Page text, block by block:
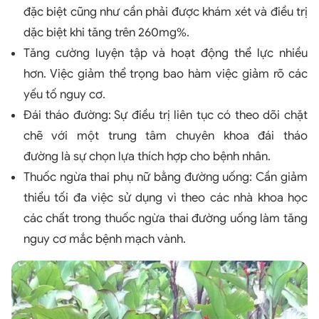
đặc biệt cũng như cần phải được khám xét và điều trị
dặc biệt khi tăng trên 260mg%.
Tăng cường luyện tập và hoạt động thể lực nhiều
hơn. Việc giảm thể trọng bao hàm việc giảm rõ các
yếu tố nguy cơ.
Đái tháo đường: Sự điều trị liên tục có theo dõi chặt
chẽ với một trung tâm chuyên khoa đái tháo
đường là sự chọn lựa thích hợp cho bệnh nhân.
Thuốc ngừa thai phụ nữ bằng đường uống: Cần giảm
thiểu tối đa việc sử dụng vì theo các nhà khoa học
các chất trong thuốc ngừa thai đường uống làm tăng
nguy cơ mắc bệnh mạch vành.